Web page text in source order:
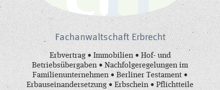
Fachanwaltschaft Erbrecht
Erbvertrag • Immobilien • Hof- und
Betriebsübergaben • Nachfolgeregelungen im
Familienunternehmen • Berliner Testament •
Erbauseinandersetzung • Erbschein • Pflichtteile